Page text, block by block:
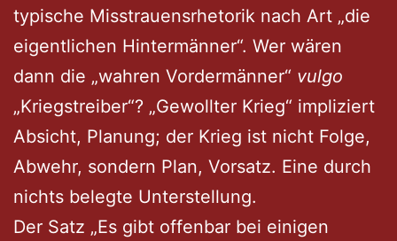
typische Misstrauensrhetorik nach Art „die
eigentlichen Hintermänner“. Wer wären
dann die „wahren Vordermänner“ vulgo
„Kriegstreiber“? „Gewollter Krieg“ impliziert
Absicht, Planung; der Krieg ist nicht Folge,
Abwehr, sondern Plan, Vorsatz. Eine durch
nichts belegte Unterstellung.
Der Satz „Es gibt offenbar bei einigen